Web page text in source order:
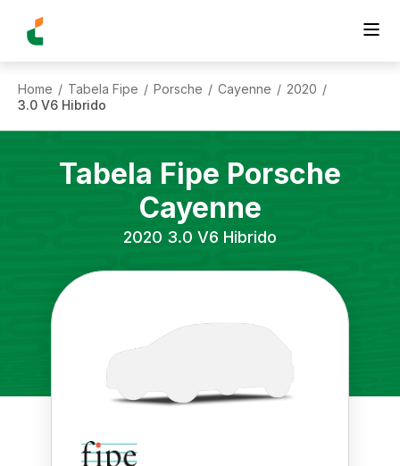
Home / Tabela Fipe / Porsche / Cayenne / 2020 /
3.0 V6 Hibrido
Tabela Fipe Porsche
Cayenne
2020 3.0 V6 Hibrido